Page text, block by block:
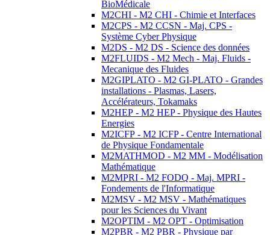
BioMédicale
M2CHI - M2 CHI - Chimie et Interfaces
M2CPS - M2 CCSN - Maj. CPS -
Système Cyber Physique
M2DS - M2 DS - Science des données
M2FLUIDS - M2 Mech - Maj. Fluids -
Mecanique des Fluides
M2GIPLATO - M2 GI-PLATO - Grandes
installations - Plasmas, Lasers,
Accélérateurs, Tokamaks
M2HEP - M2 HEP - Physique des Hautes
Energies
M2ICFP - M2 ICFP - Centre International
de Physique Fondamentale
M2MATHMOD - M2 MM - Modélisation
Mathématique
M2MPRI - M2 FODQ - Maj. MPRI -
Fondements de l'Informatique
M2MSV - M2 MSV - Mathématiques
pour les Sciences du Vivant
M2OPTIM - M2 OPT - Optimisation
M2PBR - M2 PBR - Physique par